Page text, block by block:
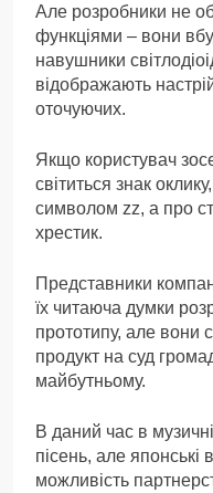
Але розробники не
функціями – вони
навушники
відображають
оточуючих.
Якщо користувач
світиться знак
символом zz, а про
хрестик.
Представники
їх читаюча думки
прототипу, але вони
продукт на суд
майбутньому.
В даний час в
пісень, але японські
можливість